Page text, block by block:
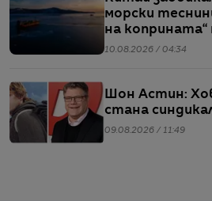
морски
на
10.08.2026 / 04:34
Шон Астин:
стана
09.08.2026 / 11:49